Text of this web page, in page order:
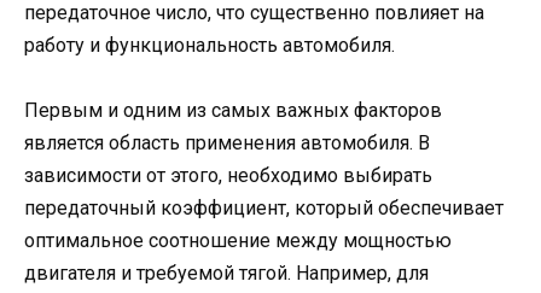
передаточное число, что существенно повлияет на
работу и функциональность автомобиля.
Первым и одним из самых важных факторов
является область применения автомобиля. В
зависимости от этого, необходимо выбирать
передаточный коэффициент, который обеспечивает
оптимальное соотношение между мощностью
двигателя и требуемой тягой. Например, для